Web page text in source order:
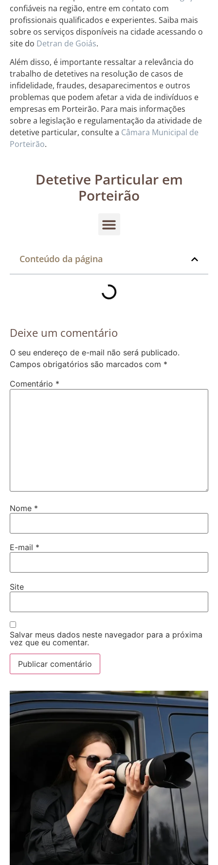
confiáveis na região, entre em contato com
profissionais qualificados e experientes. Saiba mais
sobre os serviços disponíveis na cidade acessando o
site do Detran de Goiás.
Além disso, é importante ressaltar a relevância do
trabalho de detetives na resolução de casos de
infidelidade, fraudes, desaparecimentos e outros
problemas que podem afetar a vida de indivíduos e
empresas em Porteirão. Para mais informações
sobre a legislação e regulamentação da atividade de
detetive particular, consulte a Câmara Municipal de
Porteirão.
Detetive Particular em
Porteirão
Conteúdo da página
Deixe um comentário
O seu endereço de e-mail não será publicado.
Campos obrigatórios são marcados com *
Comentário *
Nome *
E-mail *
Site
Salvar meus dados neste navegador para a próxima
vez que eu comentar.